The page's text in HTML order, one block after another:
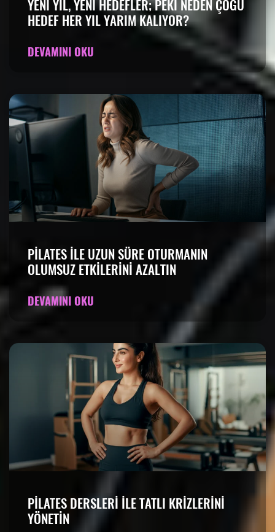
YENI YIL, YENI HEDEFLER; PEKI NEDEN ÇOĞU
HEDEF HER YIL YARIM KALIYOR?
DEVAMINI OKU
PILATES ILE UZUN SÜRE OTURMANIN
OLUMSUZ ETKILERINI AZALTIN
DEVAMINI OKU
PILATES DERSLERI ILE TATLI KRIZLERINI
YÖNETIN